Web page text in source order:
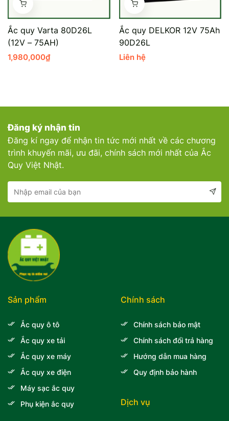
Vinfast
Long
Ắc quy Varta 80D26L
(12V – 75AH)
1,980,000₫
Ắc quy DELKOR 12V 75Ah
90D26L
Liên hệ
Đăng ký nhận tin
Đăng kí ngay để nhận tin tức mới nhất về các chương
trình khuyến mãi, ưu đãi, chính sách mới nhất của Ắc
Quy Việt Nhật.
Sản phẩm
Ắc quy ô tô
Ắc quy xe tải
Ắc quy xe máy
Ắc quy xe điện
Máy sạc ắc quy
Phụ kiện ắc quy
Chính sách
Chính sách bảo mật
Chính sách đổi trả hàng
Hướng dẫn mua hàng
Quy định bảo hành
Dịch vụ